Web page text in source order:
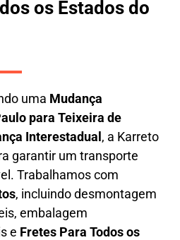
os Estados do
uma Mudança
para Teixeira de
Interestadual, a Karreto
garantir um transporte
Trabalhamos com
, incluindodesmontagem
, embalagem
e Fretes Para Todos os